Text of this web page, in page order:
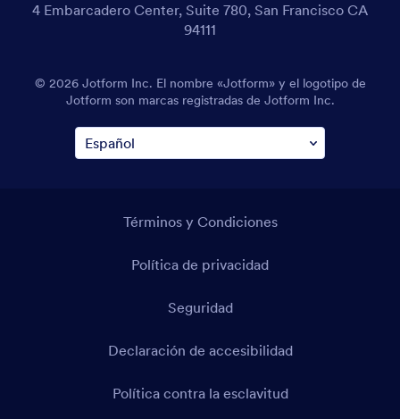
4 Embarcadero Center, Suite 780, San Francisco CA
94111
© 2026 Jotform Inc. El nombre «Jotform» y el logotipo de
Jotform son marcas registradas de Jotform Inc.
Términos y Condiciones
Política de privacidad
Seguridad
Declaración de accesibilidad
Política contra la esclavitud